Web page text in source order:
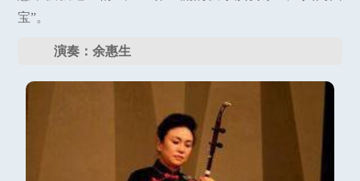
宝”。
演奏：余惠生